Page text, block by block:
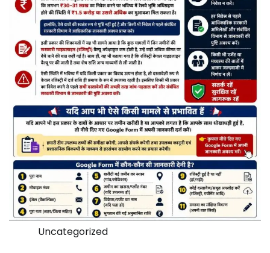
Uncategorized